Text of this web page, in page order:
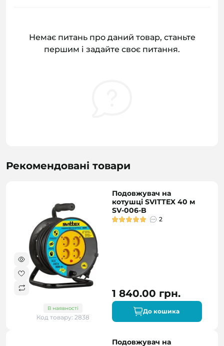
Немає питань про даний товар, станьте
першим і задайте своє питання.
Рекомендовані товари
В наявності
Код товару: 2838
Подовжувач на
котушці SVITTEX 40 м
SV-006-B
2
1 840.00 грн.
До кошика
Подовжувач на